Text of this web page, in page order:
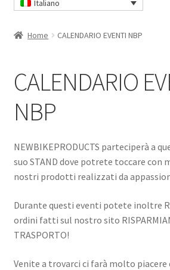
Abbigliamento
Bivacco-campeggio
COMPONENTI MTB
CALENDARIO EVENTI NBP
Chi siamo
Blog
Italiano
Home CALENDARIO EVENTI NBP
CALENDARIO
NBP
NEWBIKEPRODUCTS parteciperà a
suo STAND dove potrete toccare con
nostri prodotti realizzati da
Durante questi eventi potete inoltre
ordini fatti sul nostro sito
TRASPORTO!
Venite a trovarci ci farà molto piacere